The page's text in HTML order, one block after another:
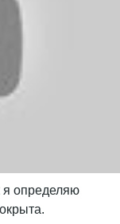
я определяю